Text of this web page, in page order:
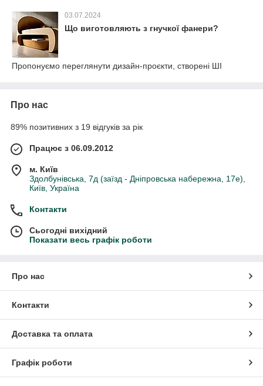
03.07.2024
Що виготовляють з гнучкої фанери?
Пропонуємо переглянути дизайн-проєкти, створені ШІ
Про нас
89% позитивних з 19 відгуків за рік
Працює з 06.09.2012
м. Київ
Здолбунівська, 7д (заїзд - Дніпровська набережна, 17е),
Київ, Україна
Контакти
Сьогодні вихідний
Показати весь графік роботи
Про нас
Контакти
Доставка та оплата
Графік роботи